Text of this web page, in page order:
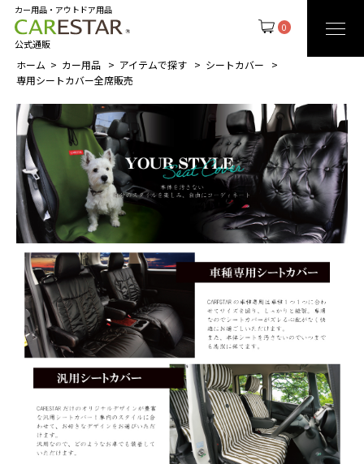
0
カー用品・アウトドア用品
公式通販
ホーム カー用品 アイテムで探す
シートカバー
専用シートカバー全席販売